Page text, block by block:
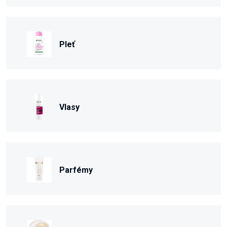
Pleť
Vlasy
Parfémy